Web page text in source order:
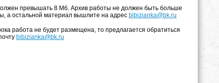
превышать 8 Мб. Архив работы не должен быть больше
а остальной материал вышлите на адрес bibizianka@bk.ru
работа не будет размещена, то предлагается обратиться
bibizianka@bk.ru